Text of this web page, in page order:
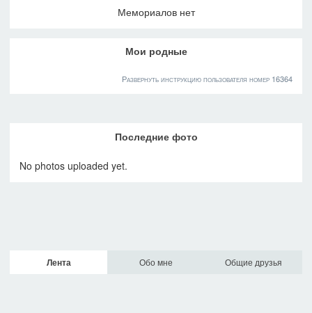
Мемориалов нет
Мои родные
Развернуть инструкцию пользователя номер 16364
Последние фото
No photos uploaded yet.
Лента Обо мне Общие друзья